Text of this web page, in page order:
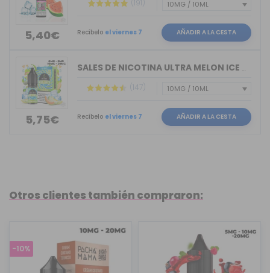
5,40€
(191)
Recíbelo el viernes 7 AÑADIR A LA CESTA
5,75€
SALES DE NICOTINA ULTRA MELON ICE BAR...
(147)
Recíbelo el viernes 7 AÑADIR A LA CESTA
Otros clientes también compraron:
-10%